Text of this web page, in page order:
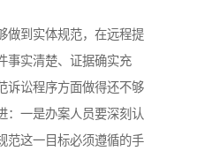
做到实体规范，在远程提
事实清楚、证据确实充
诉讼程序方面做得还不够
：一是办案人员要深刻认
范这一目标必须遵循的手